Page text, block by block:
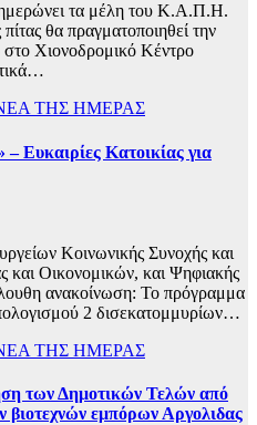
τα μέλη του Κ.Α.Π.Η.
θα πραγματοποιηθεί την
Χιονοδρομικό Κέντρο
ΤΗΣ ΗΜΕΡΑΣ
Ευκαιρίες Κατοικίας για
Κοινωνικής Συνοχής και
και Οικονομικών, και Ψηφιακής
ανακοίνωση: Το πρόγραμμα
2 δισεκατομμυρίων…
ΤΗΣ ΗΜΕΡΑΣ
των Δημοτικών Τελών από
βιοτεχνών εμπόρων Αργολιδας